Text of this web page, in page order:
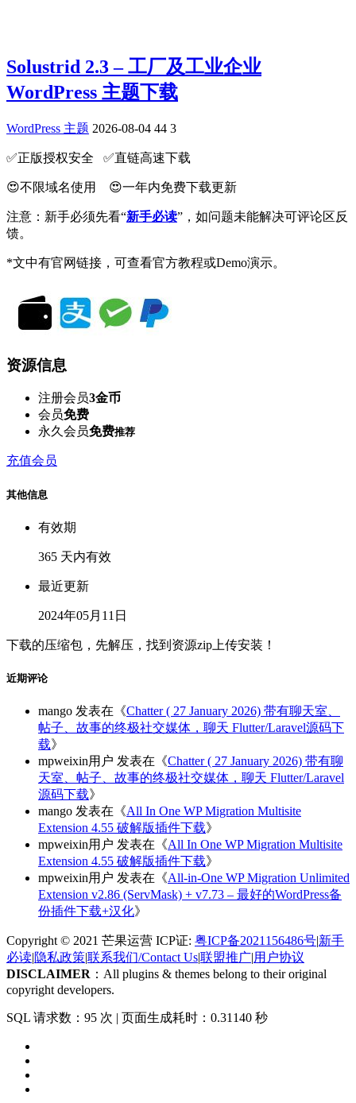
Solustrid 2.3 – 工厂及工业企业
WordPress 主题下载
WordPress 主题 2026-08-04 44 3
✅️正版授权安全 ✅️直链高速下载
😍不限域名使用 😍一年内免费下载更新
注意：新手必须先看“新手必读”，如问题未能解决可评论区反
馈。
*文中有官网链接，可查看官方教程或Demo演示。
资源信息
注册会员3金币
会员免费
永久会员免费推荐
充值会员
其他信息
有效期
365 天内有效
最近更新
2024年05月11日
下载的压缩包，先解压，找到资源zip上传安装！
近期评论
mango 发表在《Chatter ( 27 January 2026) 带有聊天室、
帖子、故事的终极社交媒体，聊天 Flutter/Laravel源码下
载》
mpweixin用户 发表在《Chatter ( 27 January 2026) 带有聊
天室、帖子、故事的终极社交媒体，聊天 Flutter/Laravel
源码下载》
mango 发表在《All In One WP Migration Multisite
Extension 4.55 破解版插件下载》
mpweixin用户 发表在《All In One WP Migration Multisite
Extension 4.55 破解版插件下载》
mpweixin用户 发表在《All-in-One WP Migration Unlimited
Extension v2.86 (ServMask) + v7.73 – 最好的WordPress备
份插件下载+汉化》
Copyright © 2021 芒果运营 ICP证: 粤ICP备2021156486号|新手
必读|隐私政策|联系我们/Contact Us|联盟推广|用户协议
DISCLAIMER ：All plugins & themes belong to their original
copyright developers.
SQL 请求数：95 次 | 页面生成耗时：0.31140 秒